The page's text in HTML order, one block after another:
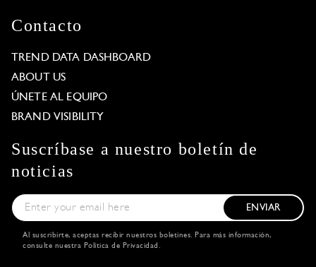
Contacto
TREND DATA DASHBOARD
ABOUT US
ÚNETE AL EQUIPO
BRAND VISIBILITY
Suscríbase a nuestro boletín de
noticias
ENVIAR
Al suscribirte, aceptas recibir nuestros boletines. Para más información,
consulte nuestra Política de Privacidad .